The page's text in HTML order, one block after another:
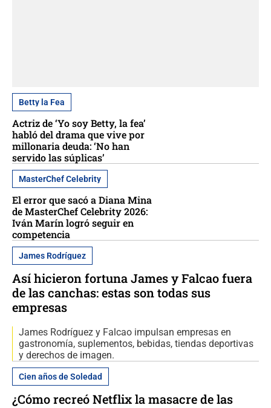
Betty la Fea
Actriz de ‘Yo soy Betty, la fea’
habló del drama que vive por
millonaria deuda: ‘No han
servido las súplicas’
MasterChef Celebrity
El error que sacó a Diana Mina
de MasterChef Celebrity 2026:
Iván Marín logró seguir en
competencia
James Rodríguez
Así hicieron fortuna James y Falcao fuera
de las canchas: estas son todas sus
empresas
James Rodríguez y Falcao impulsan empresas en
gastronomía, suplementos, bebidas, tiendas deportivas
y derechos de imagen.
Cien años de Soledad
¿Cómo recreó Netflix la masacre de las